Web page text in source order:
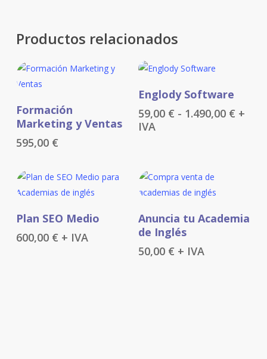
Productos relacionados
Añadir Al Carrito
Formación
Marketing y Ventas
595,00 €
Seleccionar Opciones
producto
tiene
múltiples
opciones
se
elegir
en
la
Englody Software
59,00 € - 1.490,00 €Rango
+
IVA
Añadir Al Carrito
Plan SEO Medio
600,00 € + IVA
Añadir Al Carrito
Anuncia tu Academia
de Inglés
50,00 € + IVA